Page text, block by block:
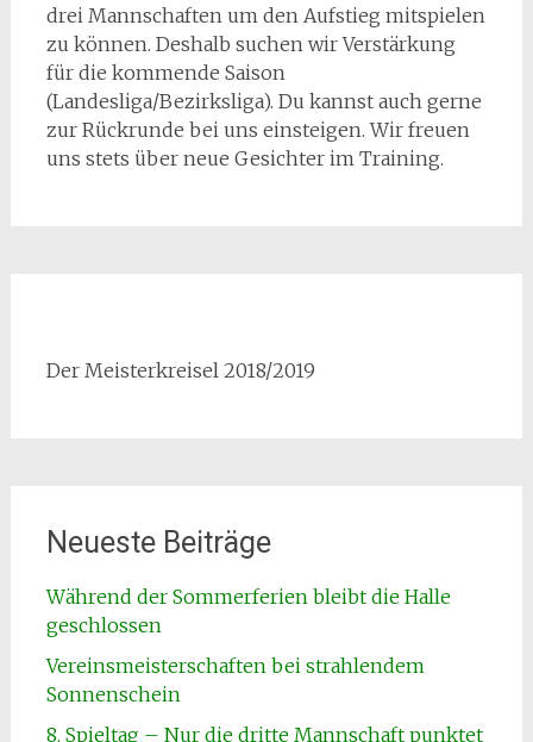
drei Mannschaften um den Aufstieg mitspielen
zu können. Deshalb suchen wir Verstärkung
für die kommende Saison
(Landesliga/Bezirksliga). Du kannst auch gerne
zur Rückrunde bei uns einsteigen. Wir freuen
uns stets über neue Gesichter im Training.
Der Meisterkreisel 2018/2019
Neueste Beiträge
Während der Sommerferien bleibt die Halle
geschlossen
Vereinsmeisterschaften bei strahlendem
Sonnenschein
8. Spieltag – Nur die dritte Mannschaft punktet